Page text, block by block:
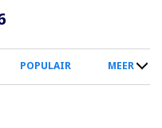
POPULAIR MEER